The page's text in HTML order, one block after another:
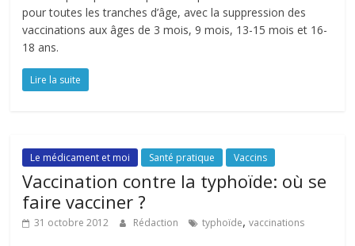
pour toutes les tranches d’âge, avec la suppression des
vaccinations aux âges de 3 mois, 9 mois, 13-15 mois et 16-
18 ans.
Lire la suite
Le médicament et moi Santé pratique Vaccins
Vaccination contre la typhoïde: où se
faire vacciner ?
31 octobre 2012 Rédaction typhoïde,vaccinations